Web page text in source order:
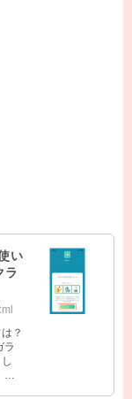
い
ラ
？
ラ
待